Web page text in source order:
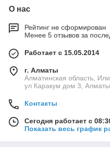
О нас
Рейтинг не сформирован
Менее 5 отзывов за
Работает с 15.05.2014
г. Алматы
Алматинская область,
ул Каракум дом 3,
Контакты
Сегодня работает с
Показать весь график